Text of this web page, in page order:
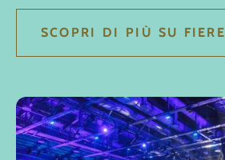
SCOPRI DI PIÙ SU FIERE